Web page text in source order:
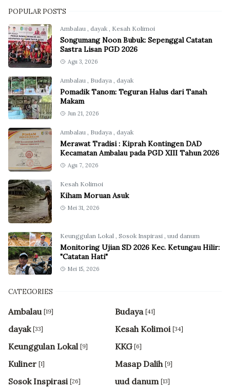
POPULAR POSTS
Ambalau dayak Kesah Kolimoi
Songumang Noon Bubuk: Sepenggal Catatan
Sastra Lisan PGD 2026
Agu 3, 2026
Ambalau Budaya dayak
Pomadik Tanom: Teguran Halus dari Tanah
Makam
Jun 21, 2026
Ambalau Budaya dayak
Merawat Tradisi : Kiprah Kontingen DAD
Kecamatan Ambalau pada PGD XIII Tahun 2026
Agu 7, 2026
Kesah Kolimoi
Kiham Moruan Asuk
Mei 31, 2026
Keunggulan Lokal Sosok Inspirasi uud danum
Monitoring Ujian SD 2026 Kec. Ketungau Hilir:
"Catatan Hati"
Mei 15, 2026
CATEGORIES
Ambalau [19] Budaya [41]
dayak [33] Kesah Kolimoi [34]
Keunggulan Lokal [9] KKG [6]
Kuliner [1] Masap Dalih [9]
Sosok Inspirasi [26] uud danum [13]